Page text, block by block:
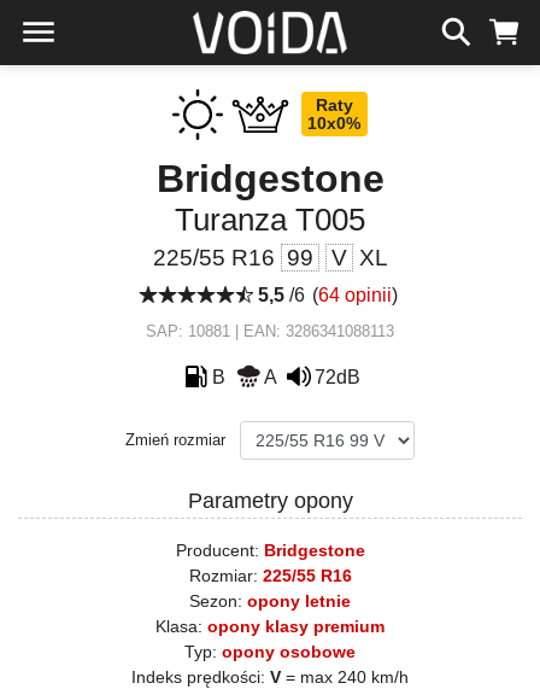
Raty
10x0%
Bridgestone
Turanza T005
225/55 R16 99 V XL
5,5/6 (64 opinii)
SAP: 10881 | EAN: 3286341088113
B A 72dB
Zmień rozmiar
Parametry opony
Producent: Bridgestone
Rozmiar: 225/55 R16
Sezon: opony letnie
Klasa: opony klasy premium
Typ: opony osobowe
Indeks prędkości: V = max 240 km/h